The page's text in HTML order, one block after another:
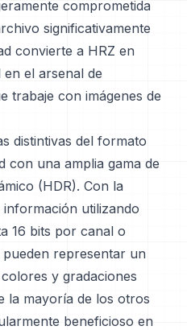
comprometida
significativamente
convierte a HRZ en
el arsenal de
trabaje con imágenes de
distintivas del formato
con una amplia gama de
(HDR). Con la
utilizando
16 bits por canal o
pueden representar un
y gradaciones
la mayoría de los otros
beneficioso en